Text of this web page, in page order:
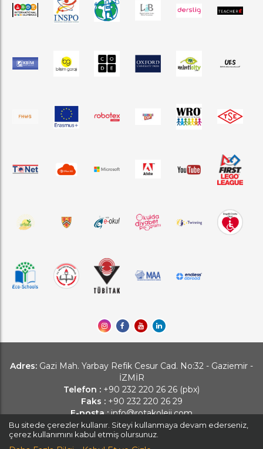
Adres: Gazi Mah. Yarbay Refik Cesur Cad. No:32 - Gaziemir -
İZMİR
Telefon : +90 232 220 26 26 (pbx)
Faks :+90 232 220 26 29
E-posta :info@rotakoleji.com
Bu sitede çerezler kullanır. Siteyi kullanmaya devam ederseniz,
çerez kullanımını kabul etmiş olursunuz.